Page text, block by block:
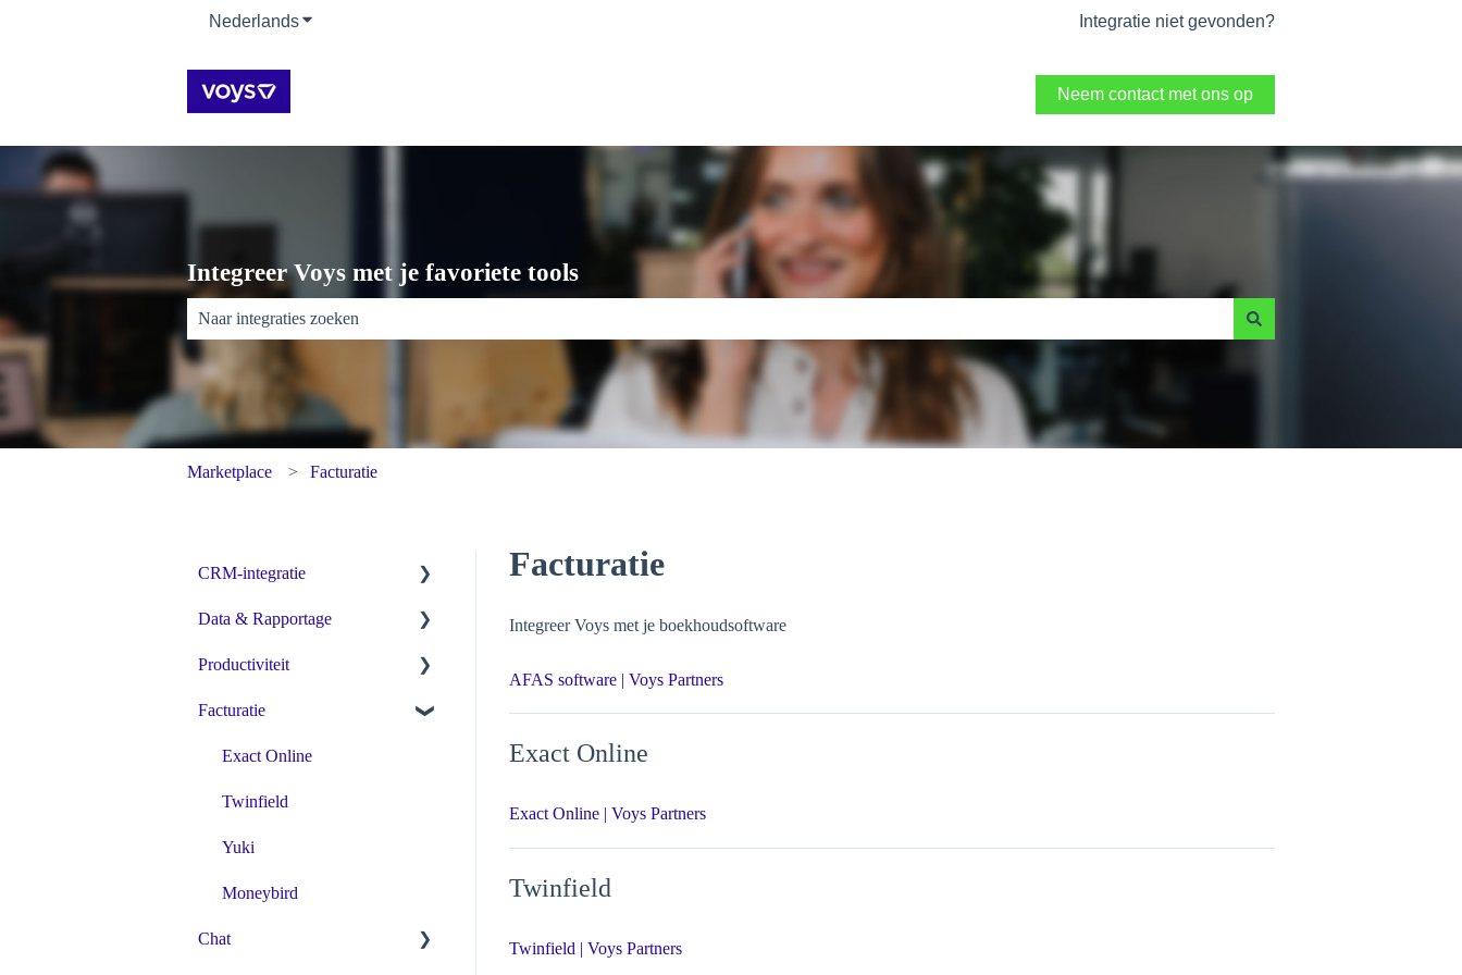
NederlandsSubmenu tonen voor vertalingen Integratie niet gevonden?
Neem contact met ons op
Integreer Voys met je favoriete tools
Er zijn geen suggesties want het zoekveld is leeg.
Marketplace Facturatie
Facturatie
Integreer Voys met je boekhoudsoftware
AFAS software | Voys Partners
Exact Online
Exact Online | Voys Partners
Twinfield
Twinfield | Voys Partners
CRM-integratie
4PS
Accelerate
AccountView
Act!
Actionstep
AdminPulse
Aerona
AFAS Profit
Data & Rapportage
Microsoft Power BI
Productiviteit
Agenda
Gespreksnotificaties
Klik en Bel
Microsoft Outlook
Microsoft Power Automate
Microsoft Teams
Facturatie
Exact Online
Twinfield
Yuki
Moneybird
Chat